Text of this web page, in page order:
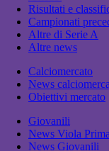
Risultati e
Campionati
Altre di Serie A
Altre news
Calciomercato
News
Obiettivi mercato
Giovanili
News Viola
News Giovanili